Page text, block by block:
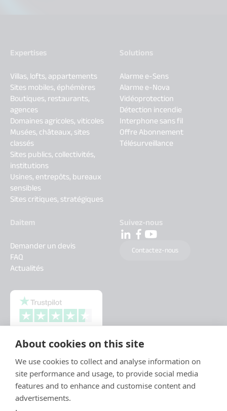
About cookies on this site
We use cookies to collect and analyse information on
site performance and usage, to provide social media
features and to enhance and customise content and
advertisements.
Expertises
Villas, lofts, appartements
Sites mobiles, éphémères
Boutiques, restaurants,
agences
Domaines agricoles, viticoles
Musées, châteaux, sites
classés
Sites publics, collectivités,
institutions
Usines, entrepôts, bureaux
sensibles
Sites critiques, stratégiques
Solutions
Alarme e-Sens
Alarme e-Nova
Vidéoprotection
Détection incendie
Interphone sans fil
Offre Abonnement
Télésurveillance
Daitem
Demander un devis
FAQ
Actualités
Suivez-nous
Contactez-nous